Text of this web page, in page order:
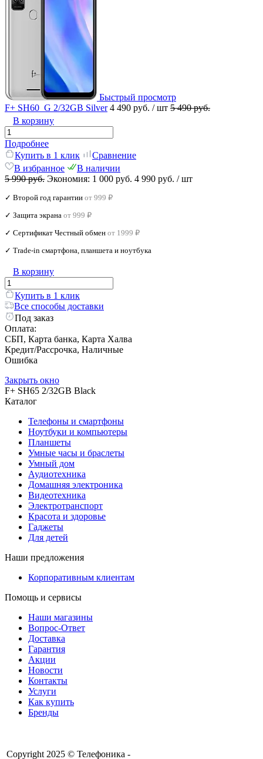
Быстрый просмотр
F+ SH60_G 2/32GB Silver 4 490 руб. / шт 5 490 руб.
В корзину
Подробнее
Купить в 1 клик
Сравнение
В избранное
В наличии
5 990 руб. Экономия: 1 000 руб. 4 990 руб. / шт
✓ Второй год гарантии от 999 ₽
✓ Защита экрана от 999 ₽
✓ Сертификат Честный обмен от 1999 ₽
✓ Trade‑in смартфона, планшета и ноутбука
В корзину
Купить в 1 клик
Все способы доставки
Под заказ
Оплата:
СБП, Карта банка, Карта Халва
Кредит/Рассрочка, Наличные
Ошибка
Закрыть окно
F+ SH65 2/32GB Black
Каталог
Телефоны и смартфоны
Ноутбуки и компьютеры
Планшеты
Умные часы и браслеты
Умный дом
Аудиотехника
Домашняя электроника
Видеотехника
Электротранспорт
Красота и здоровье
Гаджеты
Для детей
Наши предложения
Корпоративным клиентам
Помощь и сервисы
Наши магазины
Вопрос-Ответ
Доставка
Гарантия
Акции
Новости
Контакты
Услуги
Как купить
Бренды
Copyright 2025 © Телефоника -